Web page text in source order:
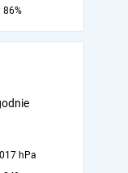
86%
hPa